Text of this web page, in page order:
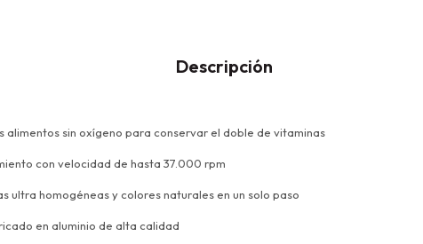
Descripción
alimentos sin oxígeno para conservar el doble de vitaminas
con velocidad de hasta 37.000 rpm
ultra homogéneas y colores naturales en un solo paso
en aluminio de alta calidad